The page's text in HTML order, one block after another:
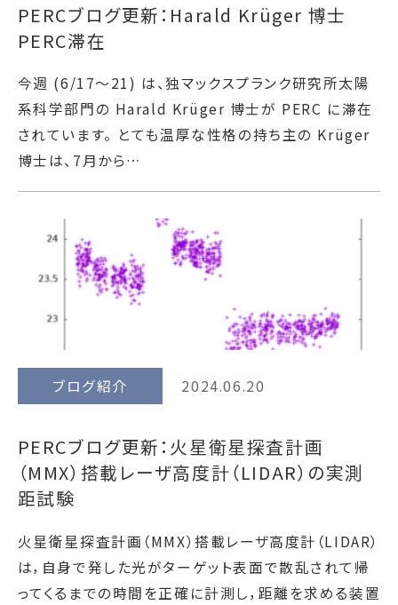
PERCブログ更新：Harald Krüger 博士
PERC滞在
今週 (6/17～21) は、独マックスプランク研究所太陽
系科学部門の Harald Krüger 博士が PERC に滞在
されています。 とても温厚な性格の持ち主の Krüger
博士は、7月から…
ブログ紹介 2024.06.20
PERCブログ更新：火星衛星探査計画
（MMX）搭載レーザ高度計（LIDAR）の実測
距試験
火星衛星探査計画（MMX）搭載レーザ高度計（LIDAR）
は，自身で発した光がターゲット表面で散乱されて帰
ってくるまでの時間を正確に計測し，距離を求める装置